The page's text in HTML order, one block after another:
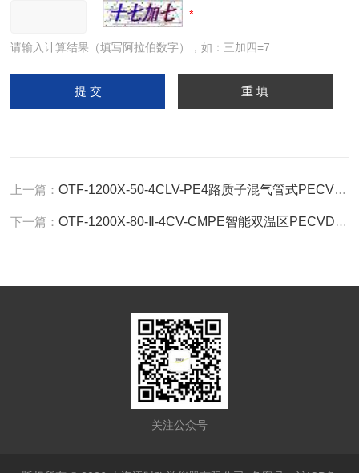
请输入计算结果（填写阿拉伯数字），如：三加四=7
上一篇：OTF-1200X-50-4CLV-PE4路质子混气管式PECVD系统
下一篇：OTF-1200X-80-Ⅱ-4CV-CMPE智能双温区PECVD系统
关注公众号